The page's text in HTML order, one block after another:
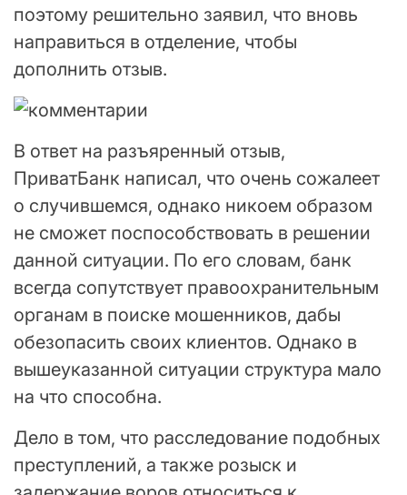
поэтому решительно заявил, что вновь
направиться в отделение, чтобы
дополнить отзыв.
В ответ на разъяренный отзыв,
ПриватБанк написал, что очень сожалеет
о случившемся, однако никоем образом
не сможет поспособствовать в решении
данной ситуации. По его словам, банк
всегда сопутствует правоохранительным
органам в поиске мошенников, дабы
обезопасить своих клиентов. Однако в
вышеуказанной ситуации структура мало
на что способна.
Дело в том, что расследование подобных
преступлений, а также розыск и